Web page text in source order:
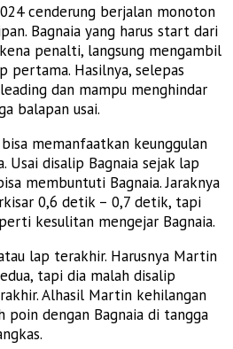
cenderung berjalan monoton
Bagnaia yang harus start dari
penalti, langsung mengambil
pertama. Hasilnya, selepas
dan mampu menghindar
balapan usai.
memanfaatkan keunggulan
disalip Bagnaia sejak lap
membuntuti Bagnaia. Jaraknya
0,6 detik – 0,7 detik, tapi
kesulitan mengejar Bagnaia.
lap terakhir. Harusnya Martin
tapi dia malah disalip
Alhasil Martin kehilangan
poin dengan Bagnaia di tangga